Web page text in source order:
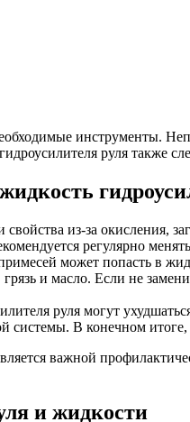
инструменты.
руля также
из-за
регулярно
может попасть в
и масло. Если не
руля могут
системы. В конечном
важной
и жидкости